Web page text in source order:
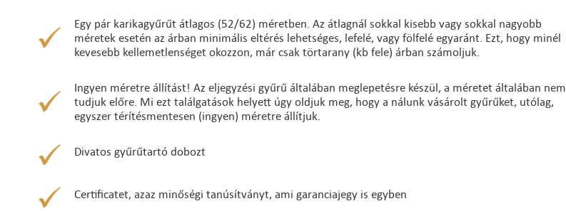
Egy pár karikagyűrűt átlagos (52/62) méretben. Az átlagnál sokkal kisebb vagy sokkal nagyobb
méretek esetén az árban minimális eltérés lehetséges, lefelé, vagy fölfelé egyaránt. Ezt, hogy minél
kevesebb kellemetlenséget okozzon, már csak törtarany (kb fele) árban számoljuk.
Ingyen méretre állítást! Az eljegyzési gyűrű általában meglepetésre készül, a méretet általában nem
tudjuk előre. Mi ezt találgatások helyett úgy oldjuk meg, hogy a nálunk vásárolt gyűrűket, utólag,
egyszer térítésmentesen (ingyen) méretre állítjuk.
Divatos gyűrűtartó dobozt
Certificatet, azaz minőségi tanúsítványt, ami garanciajegy is egyben